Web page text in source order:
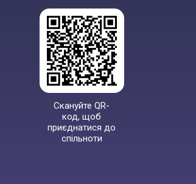
Скануйте QR-
код, щоб
приєднатися до
спільноти